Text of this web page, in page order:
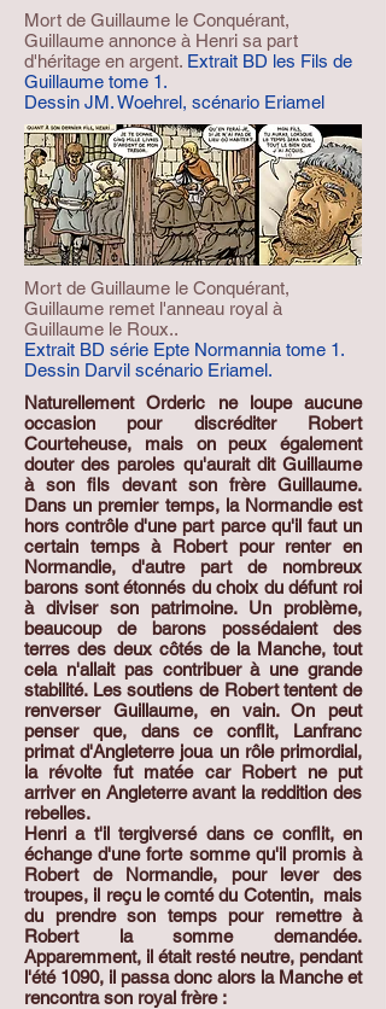
Mort de Guillaume le Conquérant,
Guillaume annonce à Henri sa part
d'héritage en argent. Extrait BD les Fils de
Guillaume tome 1.
Dessin JM. Woehrel, scénario Eriamel
Mort de Guillaume le Conquérant,
Guillaume remet l'anneau royal à
Guillaume le Roux..
Extrait BD série Epte Normannia tome 1.
Dessin Darvil scénario Eriamel.
Naturellement Orderic ne loupe aucune
occasion pour discréditer Robert
Courteheuse, mais on peux également
douter des paroles qu'aurait dit Guillaume
à son fils devant son frère Guillaume.
Dans un premier temps, la Normandie est
hors contrôle d'une part parce qu'il faut un
certain temps à Robert pour renter en
Normandie, d'autre part de nombreux
barons sont étonnés du choix du défunt roi
à diviser son patrimoine. Un problème,
beaucoup de barons possédaient des
terres des deux côtés de la Manche, tout
cela n'allait pas contribuer à une grande
stabilité. Les soutiens de Robert tentent de
renverser Guillaume, en vain. On peut
penser que, dans ce conflit, Lanfranc
primat d'Angleterre joua un rôle primordial,
la révolte fut matée car Robert ne put
arriver en Angleterre avant la reddition des
rebelles.
Henri a t'il tergiversé dans ce conflit, en
échange d'une forte somme qu'il promis à
Robert de Normandie, pour lever des
troupes, il reçu le comté du Cotentin, mais
du prendre son temps pour remettre à
Robert la somme demandée.
Apparemment, il était resté neutre, pendant
l'été 1090, il passa donc alors la Manche et
rencontra son royal frère :